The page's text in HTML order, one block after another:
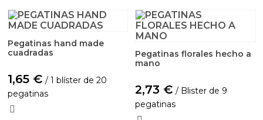
Pegatinas hand made
cuadradas
1,65 € / 1 blíster de 20
pegatinas
Pegatinas florales hecho a
mano
2,73 € / Blister de 9
pegatinas